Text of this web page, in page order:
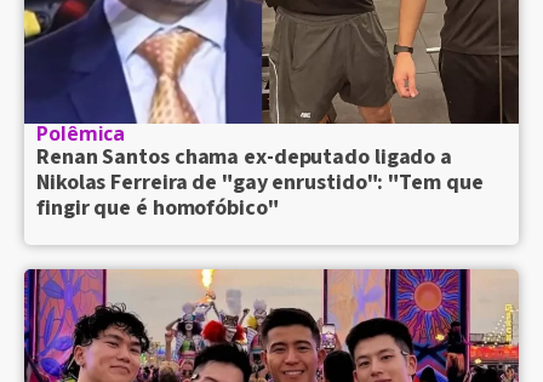
Polêmica
Renan Santos chama ex-deputado ligado a
Nikolas Ferreira de "gay enrustido": "Tem que
fingir que é homofóbico"